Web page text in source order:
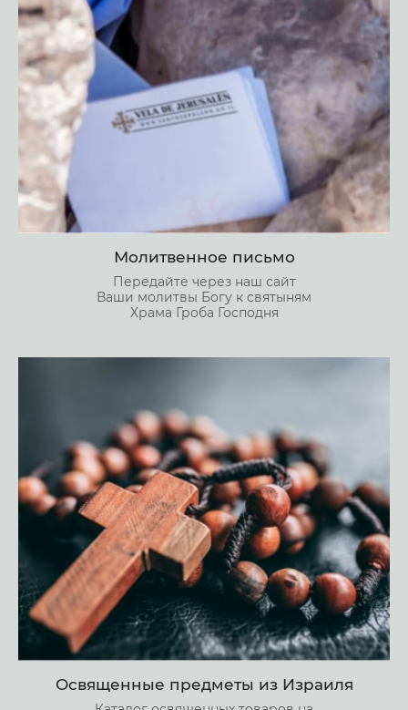
Молитвенное письмо
Передайте через наш сайт
Ваши молитвы Богу к святыням
Храма Гроба Господня
Освященные предметы из Израиля